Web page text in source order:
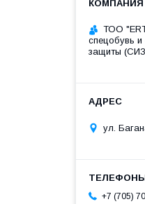
ТОО
спецобувь
защиты
ул.
+7 (705)